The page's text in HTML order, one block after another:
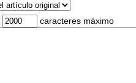
caracteres máximo